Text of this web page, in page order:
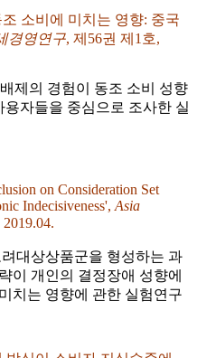
소비에 미치는 영향: 중국
경영연구, 제56권 제1호,
제의 경험이 동조 소비 성향
자들을 중심으로 조사한 실
on Consideration Set
Indecisiveness',Asia
대상상품군을 형성하는 과
이 개인의 결정장애 성향에
치는 영향에 관한 실험연구